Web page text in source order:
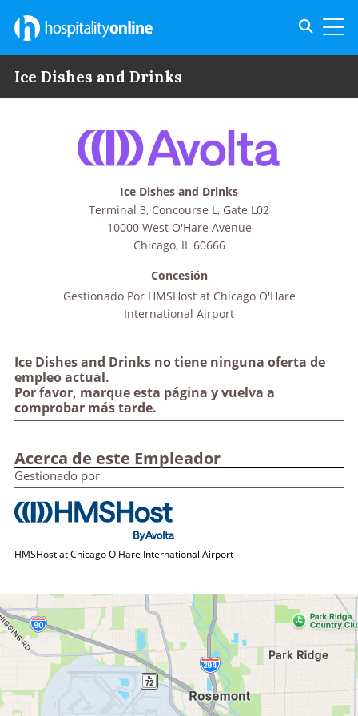
Ice Dishes and Drinks
Ice Dishes and Drinks no tiene ninguna oferta de
empleo actual.
Por favor, marque esta página y vuelva a
comprobar más tarde.
Ice Dishes and Drinks
Terminal 3, Concourse L, Gate L02
10000 West O'Hare Avenue
Chicago, IL 60666
Concesión
Gestionado Por HMSHost at Chicago O'Hare
International Airport
Acerca de este Empleador
Gestionado por
HMSHost at Chicago O'Hare International Airport